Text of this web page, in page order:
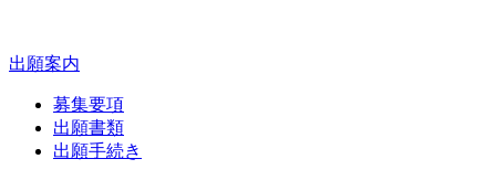
出願案内
募集要項
出願書類
出願手続き